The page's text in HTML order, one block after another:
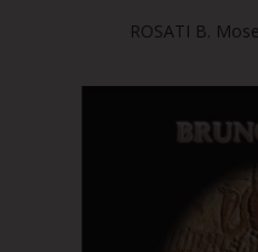
ROSATI B.